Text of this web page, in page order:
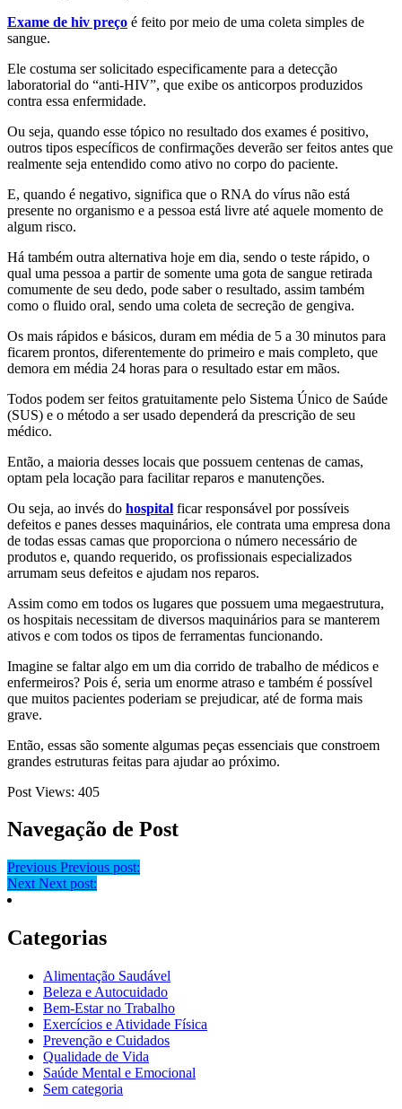
Exame de hiv preço é feito por meio de uma coleta simples de
sangue.
Ele costuma ser solicitado especificamente para a detecção
laboratorial do “anti-HIV”, que exibe os anticorpos produzidos
contra essa enfermidade.
Ou seja, quando esse tópico no resultado dos exames é positivo,
outros tipos específicos de confirmações deverão ser feitos antes que
realmente seja entendido como ativo no corpo do paciente.
E, quando é negativo, significa que o RNA do vírus não está
presente no organismo e a pessoa está livre até aquele momento de
algum risco.
Há também outra alternativa hoje em dia, sendo o teste rápido, o
qual uma pessoa a partir de somente uma gota de sangue retirada
comumente de seu dedo, pode saber o resultado, assim também
como o fluido oral, sendo uma coleta de secreção de gengiva.
Os mais rápidos e básicos, duram em média de 5 a 30 minutos para
ficarem prontos, diferentemente do primeiro e mais completo, que
demora em média 24 horas para o resultado estar em mãos.
Todos podem ser feitos gratuitamente pelo Sistema Único de Saúde
(SUS) e o método a ser usado dependerá da prescrição de seu
médico.
Então, a maioria desses locais que possuem centenas de camas,
optam pela locação para facilitar reparos e manutenções.
Ou seja, ao invés do hospital ficar responsável por possíveis
defeitos e panes desses maquinários, ele contrata uma empresa dona
de todas essas camas que proporciona o número necessário de
produtos e, quando requerido, os profissionais especializados
arrumam seus defeitos e ajudam nos reparos.
Assim como em todos os lugares que possuem uma megaestrutura,
os hospitais necessitam de diversos maquinários para se manterem
ativos e com todos os tipos de ferramentas funcionando.
Imagine se faltar algo em um dia corrido de trabalho de médicos e
enfermeiros? Pois é, seria um enorme atraso e também é possível
que muitos pacientes poderiam se prejudicar, até de forma mais
grave.
Então, essas são somente algumas peças essenciais que constroem
grandes estruturas feitas para ajudar ao próximo.
Post Views: 405
Navegação de Post
Previous Previous post:
Next Next post:
Categorias
Alimentação Saudável
Beleza e Autocuidado
Bem-Estar no Trabalho
Exercícios e Atividade Física
Prevenção e Cuidados
Qualidade de Vida
Saúde Mental e Emocional
Sem categoria